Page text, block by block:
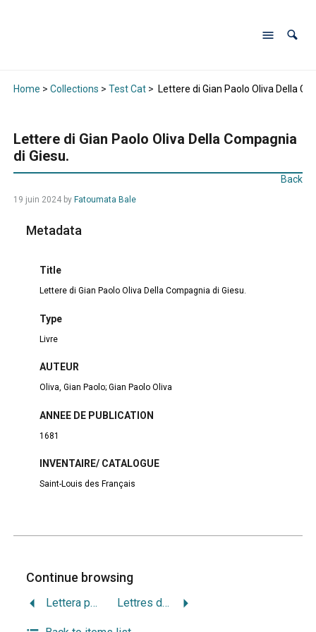
Home > Collections > Test Cat> Lettere di Gian Paolo Oliva Della
Lettere di Gian Paolo Oliva Della Compagnia
di Giesu.
Back
19 juin 2024by Fatoumata Bale
Metadata
Title
Lettere di Gian Paolo Oliva Della Compagnia di Giesu.
Type
Livre
AUTEUR
Oliva, Gian Paolo; Gian Paolo Oliva
ANNEE DE PUBLICATION
1681
INVENTAIRE/ CATALOGUE
Saint-Louis des Français
Continue browsing
Lettera pastorale di S.A.R monsig. Archivescovo Elettore di Treveri principe d’Euwangen alla sua chiesa d’Augusta : Tradotta dalla lingua francese e corredata di un discorso preliminare e di annotazioni Lettres de piété choisies et écrites à différentes personnes.